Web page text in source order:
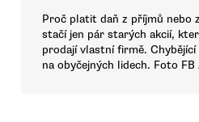
Proč platit daň z příjmů nebo
stačí jen pár starých akcií,
prodají vlastní firmě.
na obyčejných lidech. Foto FB